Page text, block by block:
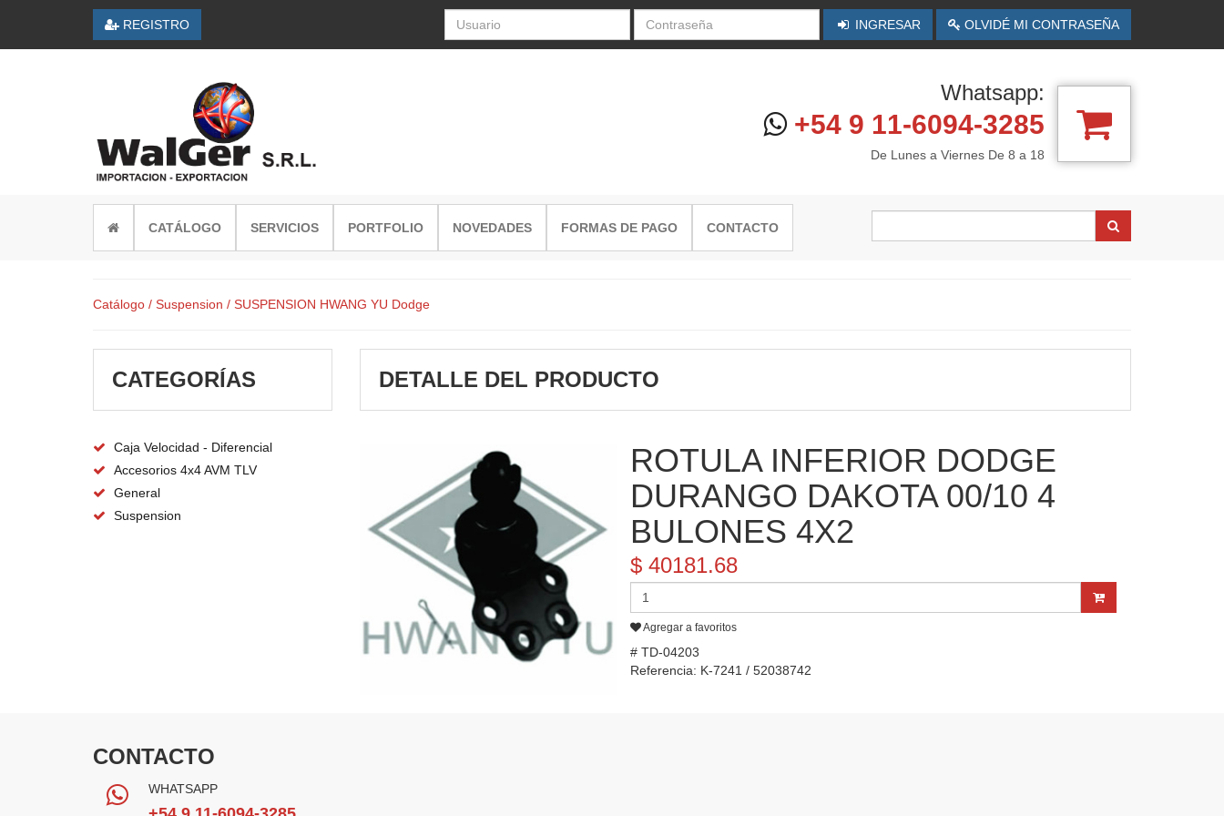
REGISTRO INGRESAR OLVIDÉ MI CONTRASEÑA
Whatsapp:
+54 9 11-6094-3285
De Lunes a Viernes De 8 a 18
CATÁLOGO SERVICIOS PORTFOLIO NOVEDADES FORMAS DE PAGO CONTACTO
Catálogo / Suspension / SUSPENSION HWANG YU Dodge
CATEGORÍAS
Caja Velocidad - Diferencial
Accesorios 4x4 AVM TLV
General
Suspension
DETALLE DEL PRODUCTO
ROTULA INFERIOR DODGE
DURANGO DAKOTA 00/10 4
BULONES 4X2
$ 40181.68
Agregar a favoritos
# TD-04203
Referencia: K-7241 / 52038742
CONTACTO
WHATSAPP